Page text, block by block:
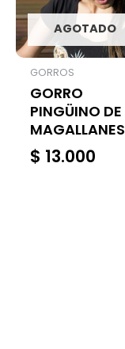
AGOTADO
GORROS
GORRO
PINGÜINO DE
MAGALLANES
$ 13.000